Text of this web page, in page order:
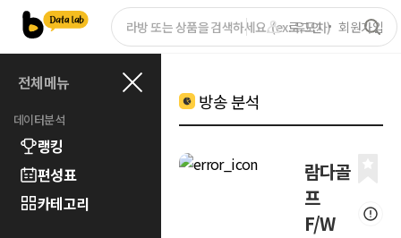
로그인 회원가입
전체메뉴
데이터분석
랭킹
편성표
카테고리
방송 분석
람다골
프
F/W